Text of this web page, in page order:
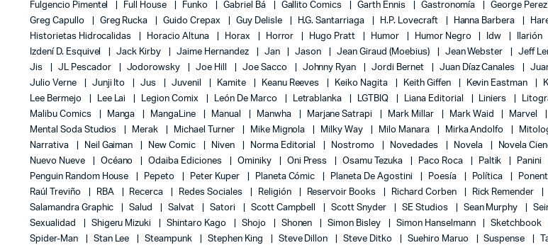
Fulgencio Pimentel
Full House Funko Gabriel Bá Gallito Comics Garth Ennis Gastronomía George Perez
Greg Capullo
Greg Rucka Guido Crepax Guy Delisle H.G. Santarriaga H.P. Lovecraft Hanna Barbera
Historietas Hidrocalidas
Horacio Altuna Horax Horror Hugo Pratt Humor Humor Negro Idw Ilarión
Izdení D. Esquivel
Jack Kirby Jaime Hernandez Jan Jason Jean Giraud (Moebius) Jean Webster Jeff
Jis
JL Pescador Jodorowsky Joe Hill Joe Sacco Johnny Ryan Jordi Bernet Juan Díaz Canales
Julio Verne
Junji Ito Jus Juvenil Kamite Keanu Reeves Keiko Nagita Keith Giffen Kevin Eastman
Lee Bermejo
Lee Lai Legion Comix León De Marco Letrablanka LGTBIQ Liana Editorial Liniers
Malibu Comics
Manga MangaLine Manual Manwha Marjane Satrapi Mark Millar Mark Waid Marvel
Mental Soda Studios
Merak Michael Turner Mike Mignola Milky Way Milo Manara Mirka Andolfo
Narrativa
Neil Gaiman New Comic Niven Norma Editorial Nostromo Novedades Novela Novela
Nuevo Nueve
Océano Odaiba Ediciones Ominiky Oni Press Osamu Tezuka Paco Roca Paltik Panini
Penguin Random House
Pepeto Peter Kuper Planeta Cómic Planeta De Agostini Poesía Política
Raúl Treviño
RBA Recerca Redes Sociales Religión Reservoir Books Richard Corben Rick Remender
Salamandra Graphic
Salud Salvat Satori Scott Campbell Scott Snyder SE Studios Sean Murphy
Sexualidad
Shigeru Mizuki Shintaro Kago Shojo Shonen Simon Bisley Simon Hanselmann Sketchbook
Spider-Man
Stan Lee Steampunk Stephen King Steve Dillon Steve Ditko Suehiro Maruo Suspense